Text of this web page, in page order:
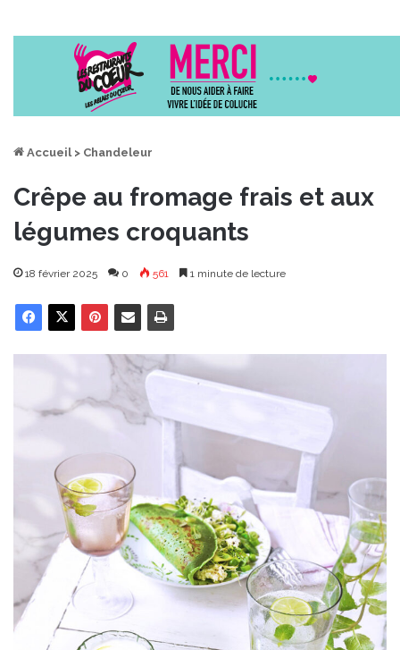
Accueil > Chandeleur
Crêpe au fromage frais et aux
légumes croquants
18 février 2025 0 561 1 minute de lecture